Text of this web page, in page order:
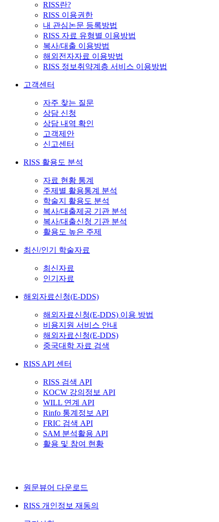
RISS란?
RISS 이용권한
내 관심논문 등록방법
RISS 자료 유형별 이용방법
복사/대출 이용방법
해외전자자료 이용방법
RISS 정보취약계층 서비스 이용방법
고객센터
자주 찾는 질문
상담 신청
상담 내역 확인
고객제안
신고센터
RISS 활용도 분석
자료 현황 통계
주제별 활용통계 분석
학술지 활용도 분석
복사/대출제공 기관 분석
복사/대출신청 기관 분석
활용도 높은 주제
최신/인기 학술자료
최신자료
인기자료
해외자료신청(E-DDS)
해외자료신청(E-DDS) 이용 방법
비용지원 서비스 안내
해외자료신청(E-DDS)
중국대학 자료 검색
RISS API 센터
RISS 검색 API
KOCW 강의정보 API
WILL 연계 API
Rinfo 통계정보 API
FRIC 검색 API
SAM 분석활용 API
활용 및 참여 현황
원문뷰어 다운로드
RISS 개인정보 재동의